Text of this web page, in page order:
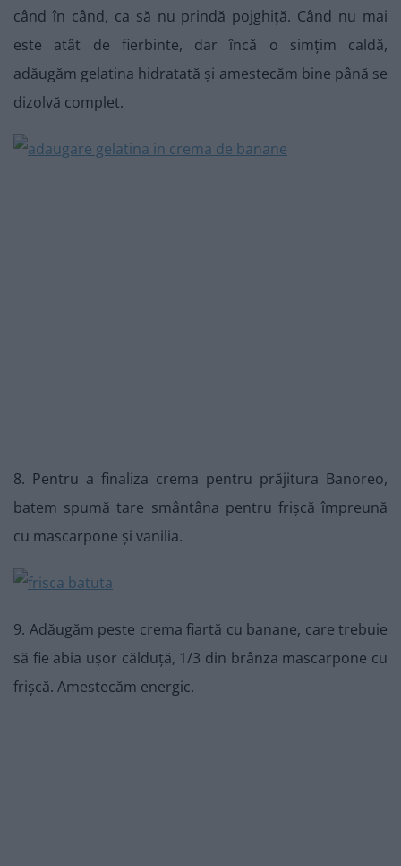
când în când, ca să nu prindă pojghiță. Când nu mai
este atât de fierbinte, dar încă o simțim caldă,
adăugăm gelatina hidratată și amestecăm bine până se
dizolvă complet.
8. Pentru a finaliza crema pentru prăjitura Banoreo,
batem spumă tare smântâna pentru frișcă împreună
cu mascarpone și vanilia.
9. Adăugăm peste crema fiartă cu banane, care trebuie
să fie abia ușor călduță, 1/3 din brânza mascarpone cu
frișcă. Amestecăm energic.